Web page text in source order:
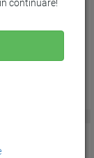
continuare!